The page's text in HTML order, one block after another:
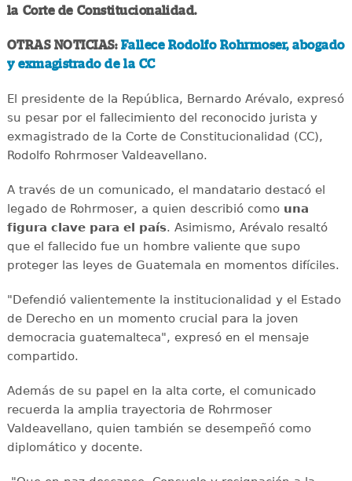
la Corte de Constitucionalidad.
OTRAS NOTICIAS: Fallece Rodolfo Rohrmoser, abogado
y exmagistrado de la CC
El presidente de la República, Bernardo Arévalo, expresó
su pesar por el fallecimiento del reconocido jurista y
exmagistrado de la Corte de Constitucionalidad (CC),
Rodolfo Rohrmoser Valdeavellano.
A través de un comunicado, el mandatario destacó el
legado de Rohrmoser, a quien describió comouna
figura clave para el país. Asimismo, Arévalo resaltó
que el fallecido fue un hombre valiente que supo
proteger las leyes de Guatemala en momentos difíciles.
"Defendió valientemente la institucionalidad y el Estado
de Derecho en un momento crucial para la joven
democracia guatemalteca", expresó en el mensaje
compartido.
Además de su papel en la alta corte, el comunicado
recuerda la amplia trayectoria de Rohrmoser
Valdeavellano, quien también se desempeñó como
diplomático y docente.